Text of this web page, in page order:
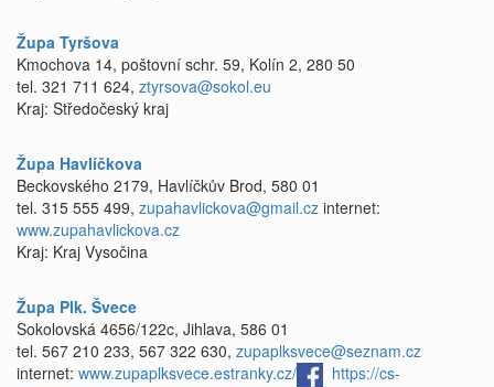
Župa Tyršova
Kmochova 14, poštovní schr. 59, Kolín 2, 280 50
tel. 321 711 624, ztyrsova@sokol.eu
Kraj: Středočeský kraj
Župa Havlíčkova
Beckovského 2179, Havlíčkův Brod, 580 01
tel. 315 555 499, zupahavlickova@gmail.cz internet:
www.zupahavlickova.cz
Kraj: Kraj Vysočina
Župa Plk. Švece
Sokolovská 4656/122c, Jihlava, 586 01
tel. 567 210 233, 567 322 630, zupaplksvece@seznam.cz
internet: www.zupaplksvece.estranky.cz/
https://cs-